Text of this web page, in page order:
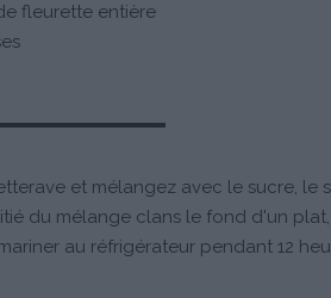
fleurette entière
et mélangez avec le sucre, le
du mélange clans le fond d'un
au réfrigérateur pendant 12